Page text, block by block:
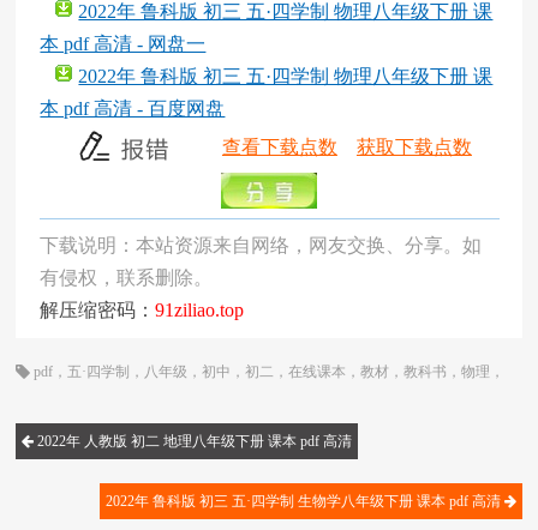
2022年 鲁科版 初三 五·四学制 物理八年级下册 课
本 pdf 高清 - 网盘一
2022年 鲁科版 初三 五·四学制 物理八年级下册 课
本 pdf 高清 - 百度网盘
查看下载点数
获取下载点数
下载说明：本站资源来自网络，网友交换、分享。如
有侵权，联系删除。
解压缩密码：91ziliao.top
pdf ， 五·四学制 ， 八年级 ，初中 ，初二 ，在线课本 ，教材 ，教科书 ，物理 ，
2022年 人教版 初二 地理八年级下册 课本 pdf 高清
2022年 鲁科版 初三 五·四学制 生物学八年级下册 课本 pdf 高清